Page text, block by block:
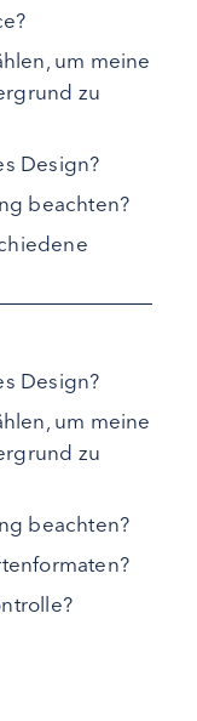
um meine
zu
Design?
beachten?
Design?
um meine
zu
beachten?